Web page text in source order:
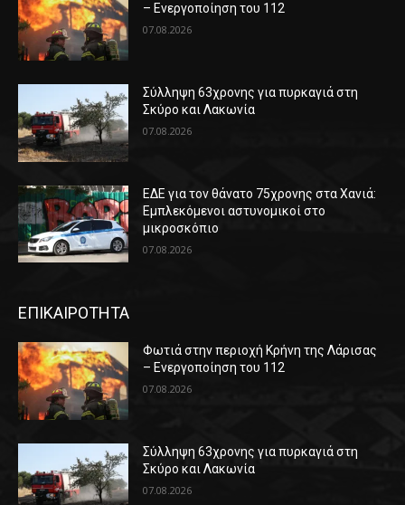
– Ενεργοποίηση του 112
07.08.2026
Σύλληψη 63χρονης για πυρκαγιά στη
Σκύρο και Λακωνία
07.08.2026
ΕΔΕ για τον θάνατο 75χρονης στα Χανιά:
Εμπλεκόμενοι αστυνομικοί στο
μικροσκόπιο
07.08.2026
ΕΠΙΚΑΙΡΟΤΗΤΑ
Φωτιά στην περιοχή Κρήνη της Λάρισας
– Ενεργοποίηση του 112
07.08.2026
Σύλληψη 63χρονης για πυρκαγιά στη
Σκύρο και Λακωνία
07.08.2026